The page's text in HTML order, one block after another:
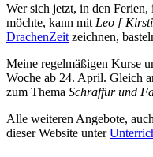
Wer sich jetzt, in den
möchte, kann mit Leo [
DrachenZeit zeichnen,
Meine regelmäßigen Kurse
Woche ab 24. April. Gleich
zum Thema Schraffur und
Alle weiteren Angebote,
dieser Website unter